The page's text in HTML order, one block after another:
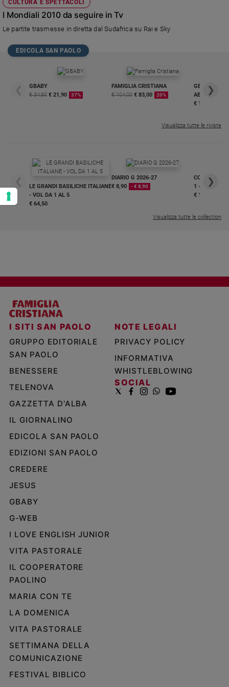
CULTURA E SPETTACOLI
I Mondiali 2010 da seguire in Tv
Le partite trasmesse in diretta dal Sudafrica su Rai e Sky
EDICOLA SAN PAOLO
❮
GBABY
€ 34,80 € 21,90 37%
FAMIGLIA CRISTIANA
€ 104,00 € 83,00 20%
GBABY
€ 16,99
❯
Visualizza tutte le riviste
❮
LE GRANDI BASILICHE ITALIANE
- VOL DA 1 AL 5
€ 64,50
DIARIO G 2026-27
€ 8,90
- € 8,90
COLLANA
1 - 2
€ 18,50
❯
Visualizza tutte le collection
I SITI SAN PAOLO
GRUPPO EDITORIALE
SAN PAOLO
BENESSERE
TELENOVA
GAZZETTA D'ALBA
IL GIORNALINO
EDICOLA SAN PAOLO
EDIZIONI SAN PAOLO
CREDERE
JESUS
GBABY
G-WEB
I LOVE ENGLISH JUNIOR
VITA PASTORALE
IL COOPERATORE
PAOLINO
MARIA CON TE
LA DOMENICA
VITA PASTORALE
SETTIMANA DELLA
COMUNICAZIONE
FESTIVAL BIBLICO
NOTE LEGALI
PRIVACY POLICY
INFORMATIVA
WHISTLEBLOWING
SOCIAL